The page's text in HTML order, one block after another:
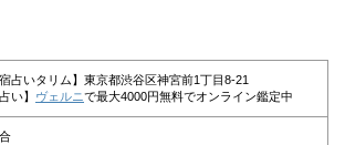
占いタリム】東京都渋谷区神宮前1丁目8-21
い】 ヴェルニで最大4000円無料でオンライン鑑定中